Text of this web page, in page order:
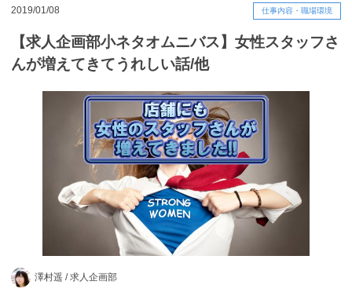
2019/01/08 仕事内容・職場環境
【求人企画部小ネタオムニバス】女性スタッフさ
んが増えてきてうれしい話/他
澤村遥 /求人企画部